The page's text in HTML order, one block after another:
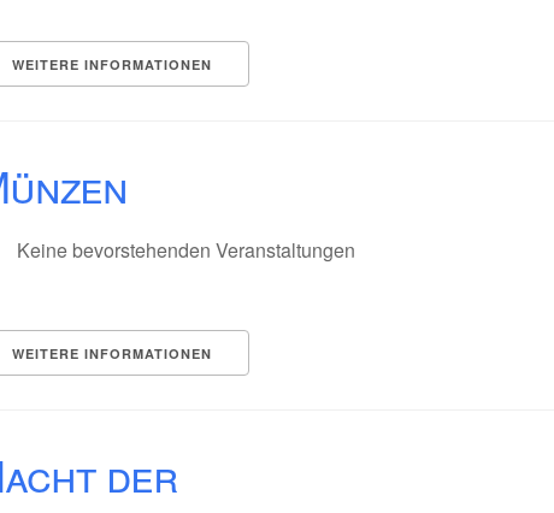
WEITERE INFORMATIONEN
Keine bevorstehenden Veranstaltungen
WEITERE INFORMATIONEN
der